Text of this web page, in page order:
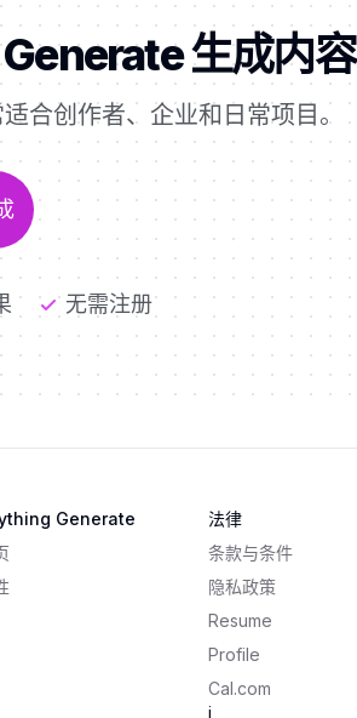
生成内容
合创作者、企业和日常项目。
无需注册
Generate
法律
条款与条件
隐私政策
Resume
Profile
Cal.com
i